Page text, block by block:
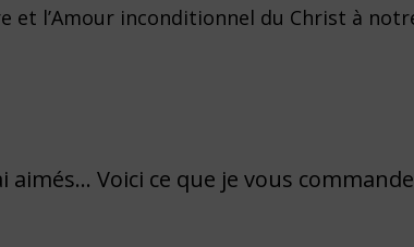
et l’Amour inconditionnel du Christ à
Voici ce que je vous commande